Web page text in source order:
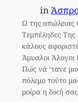
in
Ω της απώλειας
Τεμπέληδες Της
κάλους
Άμυαλοι Άλογοι
Πώς νά ‘τανε
πόλεμο τούτο
μοίρα η δική